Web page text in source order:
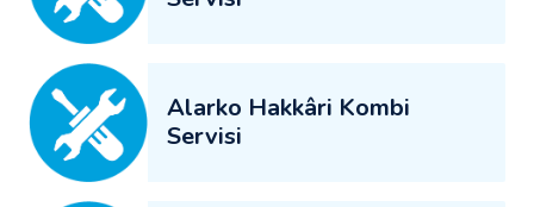
Alarko Hakkâri Kombi
Servisi